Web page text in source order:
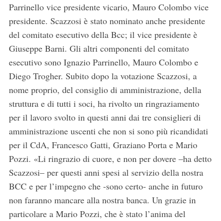
Parrinello vice presidente vicario, Mauro Colombo vice
presidente. Scazzosi è stato nominato anche presidente
del comitato esecutivo della Bcc; il vice presidente è
Giuseppe Barni. Gli altri componenti del comitato
esecutivo sono Ignazio Parrinello, Mauro Colombo e
Diego Trogher. Subito dopo la votazione Scazzosi, a
nome proprio, del consiglio di amministrazione, della
struttura e di tutti i soci, ha rivolto un ringraziamento
per il lavoro svolto in questi anni dai tre consiglieri di
amministrazione uscenti che non si sono più ricandidati
per il CdA, Francesco Gatti, Graziano Porta e Mario
Pozzi. «Li ringrazio di cuore, e non per dovere –ha detto
Scazzosi– per questi anni spesi al servizio della nostra
BCC e per l’impegno che -sono certo- anche in futuro
non faranno mancare alla nostra banca. Un grazie in
particolare a Mario Pozzi, che è stato l’anima del